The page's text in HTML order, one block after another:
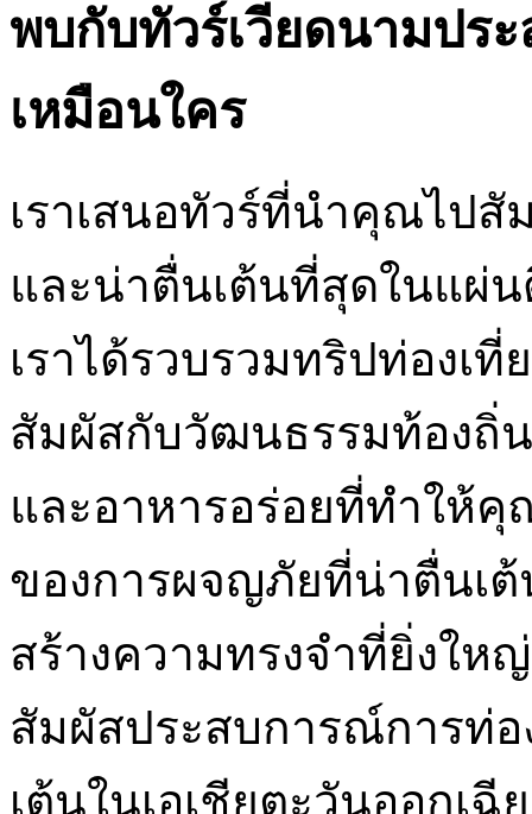
พบกับทัวร์เวียดนามปร
เหมือนใคร
เราเสนอทัวร์ที่นำคุณไป
และน่าตื่นเต้นที่สุดในแผ่
เราได้รวบรวมทริปท่องเ
สัมผัสกับวัฒนธรรมท้องถิ่
และอาหารอร่อยที่ทำให้
ของการผจญภัยที่น่าตื่นเต้
สร้างความทรงจำที่ยิ่งให
สัมผัสประสบการณ์การท่
เต้นในเอเชียตะวันออกเฉี